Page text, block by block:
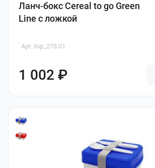
Ланч-бокс Cereal to go Green
Line с ложкой
Арт. top_278.01
1 002 ₽